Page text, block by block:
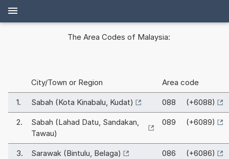
The Area Codes of Malaysia:
City/Town or Region Area code
1. Sabah (Kota Kinabalu, Kudat) 088 (+6088)
2.
Sabah (Lahad Datu, Sandakan,
Tawau)
089 (+6089)
3. Sarawak (Bintulu, Belaga) 086 (+6086)